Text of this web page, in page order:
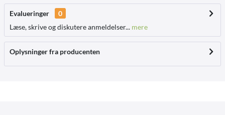
Evalueringer
0
Læse, skrive og diskutere anmeldelser... mere
Oplysninger fra producenten